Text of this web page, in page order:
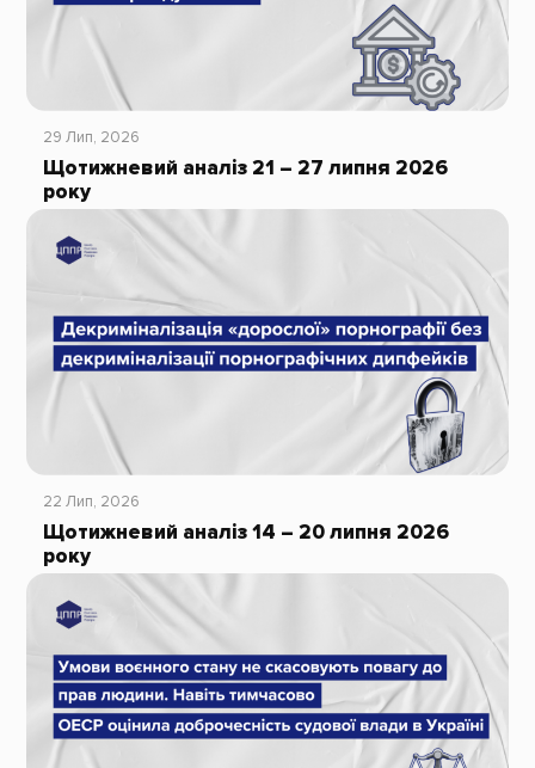
29 Лип, 2026
Щотижневий аналіз 21 – 27 липня 2026
року
22 Лип, 2026
Щотижневий аналіз 14 – 20 липня 2026
року